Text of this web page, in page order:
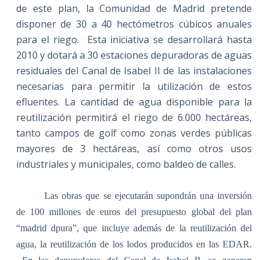
de este plan, la Comunidad de Madrid pretende
disponer de30 a 40 hectómetros cúbicos anuales
para el riego.
Esta iniciativa se desarrollará hasta
2010 y dotará a 30 estaciones depuradoras de aguas
residuales del Canal de Isabel II de las instalaciones
necesarias para permitir la utilización de estos
efluentes. La cantidad de agua disponible para la
reutilización permitirá el riego de 6.000 hectáreas,
tanto campos de golf como zonas verdes públicas
mayores de3 hectáreas, así como otros usos
industriales y municipales, como baldeo de calles.
Las obras que se ejecutarán supondrán una inversión
de 100 millones de euros del presupuesto global del plan
“madrid dpura”, que incluye además de la reutilización del
agua, la reutilización de los lodos producidos en las EDAR.